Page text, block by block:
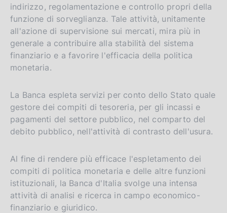
indirizzo, regolamentazione e controllo propri della
funzione di sorveglianza. Tale attività, unitamente
all'azione di supervisione sui mercati, mira più in
generale a contribuire alla stabilità del sistema
finanziario e a favorire l'efficacia della politica
monetaria.
La Banca espleta servizi per conto dello Stato quale
gestore dei compiti di tesoreria, per gli incassi e
pagamenti del settore pubblico, nel comparto del
debito pubblico, nell'attività di contrasto dell'usura.
Al fine di rendere più efficace l'espletamento dei
compiti di politica monetaria e delle altre funzioni
istituzionali, la Banca d'Italia svolge una intensa
attività di analisi e ricerca in campo economico-
finanziario e giuridico.